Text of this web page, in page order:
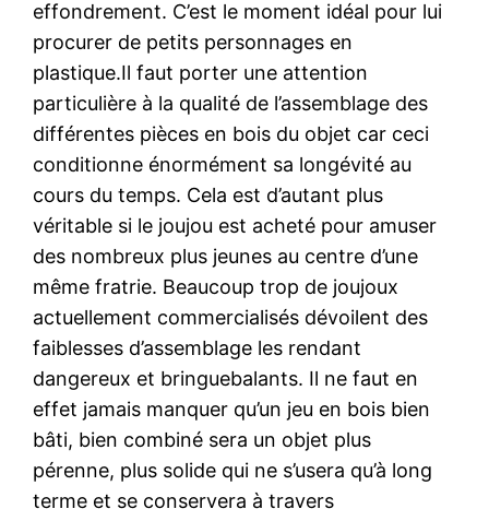
effondrement. C’est le moment idéal pour lui
procurer de petits personnages en
plastique.Il faut porter une attention
particulière à la qualité de l’assemblage des
différentes pièces en bois du objet car ceci
conditionne énormément sa longévité au
cours du temps. Cela est d’autant plus
véritable si le joujou est acheté pour amuser
des nombreux plus jeunes au centre d’une
même fratrie. Beaucoup trop de joujoux
actuellement commercialisés dévoilent des
faiblesses d’assemblage les rendant
dangereux et bringuebalants. Il ne faut en
effet jamais manquer qu’un jeu en bois bien
bâti, bien combiné sera un objet plus
pérenne, plus solide qui ne s’usera qu’à long
terme et se conservera à travers